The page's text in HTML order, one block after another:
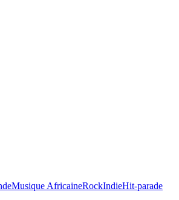
Musique AfricaineRockIndieHit-parade